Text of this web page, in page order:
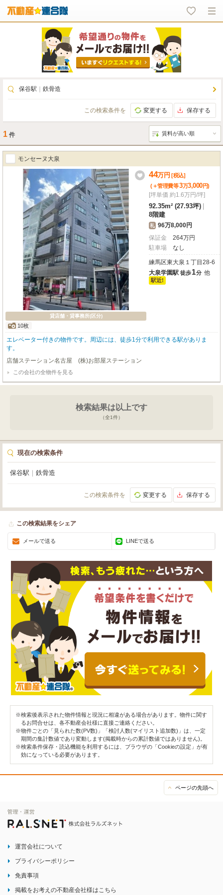
保谷駅 鉄骨造
この検索条件を 変更する 保存する
1 件
モンセーヌ大泉
貸店舗・貸事務所(区分)
10枚
44万円 [税込]
(＋管理費等3万3,000円)
[坪単価 約1.6万円/坪]
92.35m² (27.93坪)
8階建
礼 96万8,000円
保証金
264万円
駐車場
なし
練馬区東大泉１丁目28-6
大泉学園駅 徒歩1分 他
駅近!
エレベーター付きの物件です。周辺には、徒歩1分で利用できる駅がありま
す。
店舗ステーション名古屋 (株)お部屋ステーション
この会社の全物件を見る
検索結果は以上です
（全1件）
現在の検索条件
保谷駅 鉄骨造
この検索条件を 変更する 保存する
この検索結果をシェア
メールで送る LINEで送る
※検索後表示された物件情報と現況に相違がある場合があります。物件に関す
るお問合せは、各不動産会社様に直接ご連絡ください。
※物件ごとの「見られた数(PV数)」「検討人数(マイリスト追加数)」は、一定
期間の集計数値であり変動します(掲載時からの累計数値ではありません)。
※検索条件保存・読込機能を利用するには、ブラウザの「Cookieの設定」が有
効になっている必要があります。
ページの先頭へ
運営会社について
プライバシーポリシー
免責事項
掲載をお考えの不動産会社様はこちら